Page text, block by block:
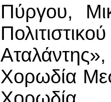
Πύργου,
Χορωδία